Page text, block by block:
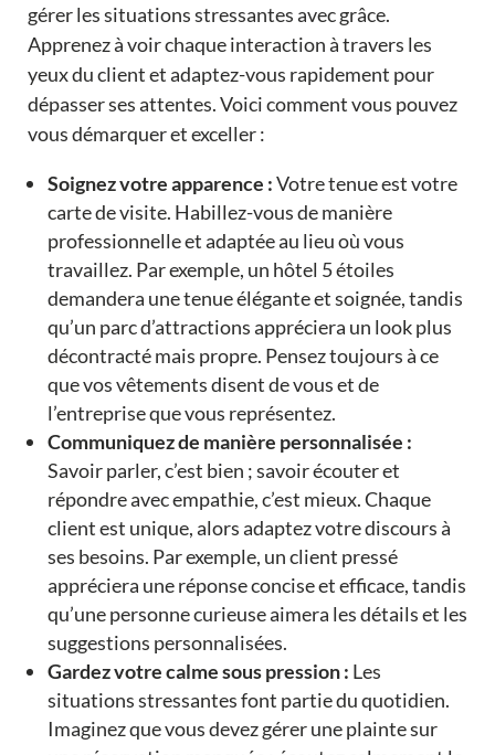
gérer les situations stressantes avec grâce.
Apprenez à voir chaque interaction à travers les
yeux du client et adaptez-vous rapidement pour
dépasser ses attentes. Voici comment vous pouvez
vous démarquer et exceller :
Soignez votre apparence :Votre tenue est votre
carte de visite. Habillez-vous de manière
professionnelle et adaptée au lieu où vous
travaillez. Par exemple, un hôtel 5 étoiles
demandera une tenue élégante et soignée, tandis
qu’un parc d’attractions appréciera un look plus
décontracté mais propre. Pensez toujours à ce
que vos vêtements disent de vous et de
l’entreprise que vous représentez.
Communiquez de manière personnalisée :
Savoir parler, c’est bien ; savoir écouter et
répondre avec empathie, c’est mieux. Chaque
client est unique, alors adaptez votre discours à
ses besoins. Par exemple, un client pressé
appréciera une réponse concise et efficace, tandis
qu’une personne curieuse aimera les détails et les
suggestions personnalisées.
Gardez votre calme sous pression : Les
situations stressantes font partie du quotidien.
Imaginez que vous devez gérer une plainte sur